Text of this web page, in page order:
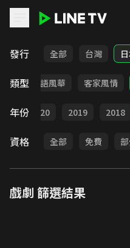
發行 全部 台灣
類型
俠 台語風華 客家風情
年份 2020 2019 2018
資格 全部 免費
戲劇 篩選結果